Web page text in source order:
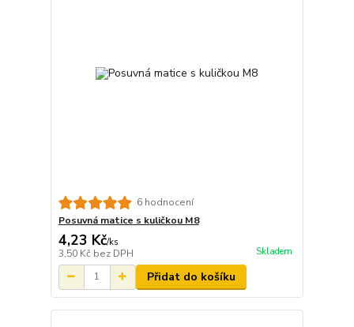
6 hodnocení
Posuvná matice s kuličkou M8
4,23 Kč/ks
3,50 Kč bez DPH Skladem
Přidat do košíku